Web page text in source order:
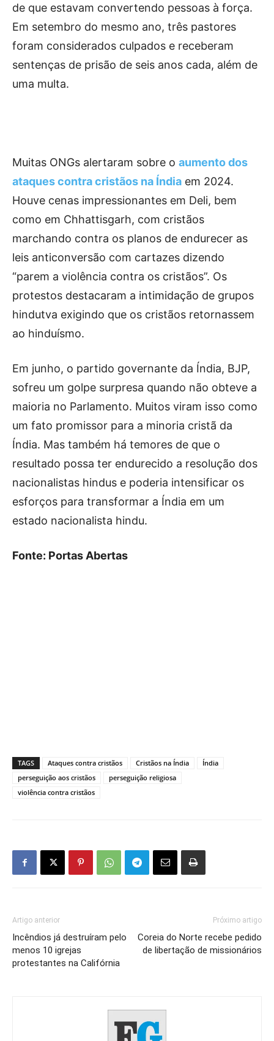
de que estavam convertendo pessoas à força.
Em setembro do mesmo ano, três pastores
foram considerados culpados e receberam
sentenças de prisão de seis anos cada, além de
uma multa.
Muitas ONGs alertaram sobre o aumento dos
ataques contra cristãos na Índia em 2024.
Houve cenas impressionantes em Deli, bem
como em Chhattisgarh, com cristãos
marchando contra os planos de endurecer as
leis anticonversão com cartazes dizendo
“parem a violência contra os cristãos”. Os
protestos destacaram a intimidação de grupos
hindutva exigindo que os cristãos retornassem
ao hinduísmo.
Em junho, o partido governante da Índia, BJP,
sofreu um golpe surpresa quando não obteve a
maioria no Parlamento. Muitos viram isso como
um fato promissor para a minoria cristã da
Índia. Mas também há temores de que o
resultado possa ter endurecido a resolução dos
nacionalistas hindus e poderia intensificar os
esforços para transformar a Índia em um
estado nacionalista hindu.
Fonte: Portas Abertas
TAGS Ataques contra cristãos Cristãos na Índia
Índia
perseguição aos cristãos
perseguição religiosa
violência contra cristãos
Artigo anterior
Incêndios já destruíram pelo
menos 10 igrejas
protestantes na Califórnia
Próximo artigo
Coreia do Norte recebe pedido
de libertação de missionários